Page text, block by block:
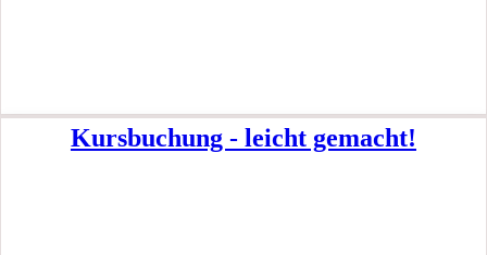
Kursbuchung - leicht gemacht!